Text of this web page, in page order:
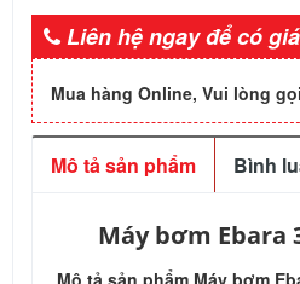
Liên hệ ngay để có
Mua hàng Online, Vui lòng gọi
Mô tả sản phẩm Bình
Máy bơm Ebara
Mô tả sản phẩm Máy bơm